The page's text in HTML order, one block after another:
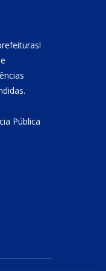
!
Pública